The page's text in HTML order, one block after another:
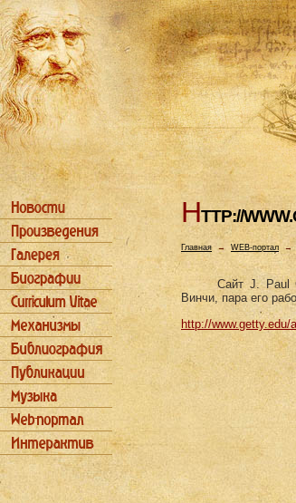
HTTP://
Главная→ WEB-портал →
Сайт J. Paul
Винчи, пара его
http://www.getty.edu/